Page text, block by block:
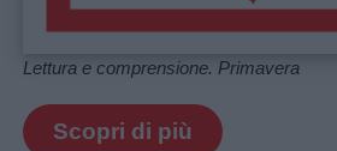
Lettura e comprensione. Primavera
Scopri di più